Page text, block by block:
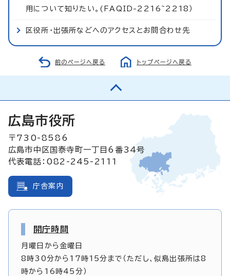
用について知りたい。(FAQID-2216~2218）
区役所・出張所などへのアクセスとお問合わせ先
前のページへ戻る トップページへ戻る
広島市役所
〒730-8586
広島市中区国泰寺町一丁目6番34号
代表電話：082-245-2111
庁舎案内
開庁時間
月曜日から金曜日
8時30分から17時15分まで（ただし、似島出張所は8
時から16時45分）